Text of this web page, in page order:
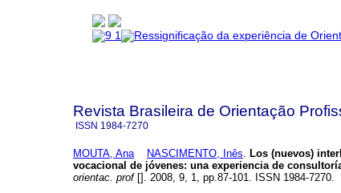
Revista Brasileira de Orientação
ISSN 1984-7270
MOUTA, Ana NASCIMENTO, Inês
Los (nuevos)
vocacional de jóvenes: una experiencia de
orientac. prof[]. 2008, 9, 1, pp.87-101. ISSN 1984-7270.